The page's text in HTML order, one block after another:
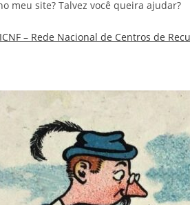
meu site? Talvez você queira ajudar?
ICNF – Rede Nacional de Centros de